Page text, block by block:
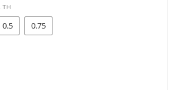
0.5 0.75